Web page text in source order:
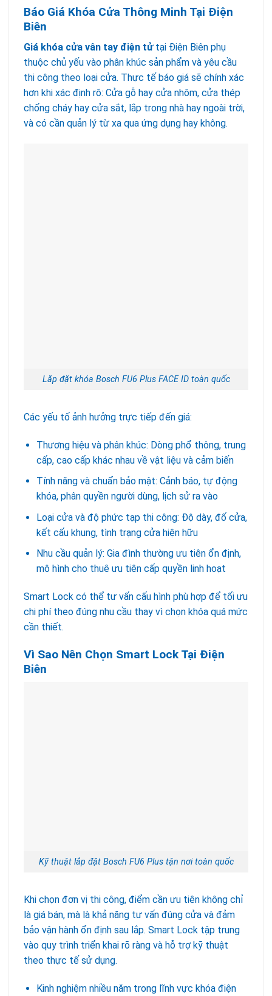
Báo Giá Khóa Cửa Thông Minh Tại Điện
Biên
Giá khóa cửa vân tay điện tửtại Điện Biên phụ
thuộc chủ yếu vào phân khúc sản phẩm và yêu cầu
thi công theo loại cửa. Thực tế báo giá sẽ chính xác
hơn khi xác định rõ: Cửa gỗ hay cửa nhôm, cửa thép
chống cháy hay cửa sắt, lắp trong nhà hay ngoài trời,
và có cần quản lý từ xa qua ứng dụng hay không.
Lắp đặt khóa Bosch FU6 Plus FACE ID toàn quốc
Các yếu tố ảnh hưởng trực tiếp đến giá:
Thương hiệu và phân khúc: Dòng phổ thông, trung
cấp, cao cấp khác nhau về vật liệu và cảm biến
Tính năng và chuẩn bảo mật: Cảnh báo, tự động
khóa, phân quyền người dùng, lịch sử ra vào
Loại cửa và độ phức tạp thi công: Độ dày, đố cửa,
kết cấu khung, tình trạng cửa hiện hữu
Nhu cầu quản lý: Gia đình thường ưu tiên ổn định,
mô hình cho thuê ưu tiên cấp quyền linh hoạt
Smart Lock có thể tư vấn cấu hình phù hợp để tối ưu
chi phí theo đúng nhu cầu thay vì chọn khóa quá mức
cần thiết.
Vì Sao Nên Chọn Smart Lock Tại Điện
Biên
Kỹ thuật lắp đặt Bosch FU6 Plus tận nơi toàn quốc
Khi chọn đơn vị thi công, điểm cần ưu tiên không chỉ
là giá bán, mà là khả năng tư vấn đúng cửa và đảm
bảo vận hành ổn định sau lắp. Smart Lock tập trung
vào quy trình triển khai rõ ràng và hỗ trợ kỹ thuật
theo thực tế sử dụng.
Kinh nghiệm nhiều năm trong lĩnh vực khóa điện